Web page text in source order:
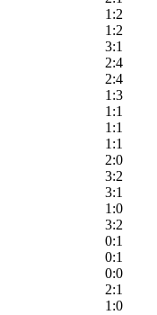
1:2
1:2
3:1
2:4
2:4
1:3
1:1
1:1
1:1
2:0
3:2
3:1
1:0
3:2
0:1
0:1
0:0
2:1
1:0